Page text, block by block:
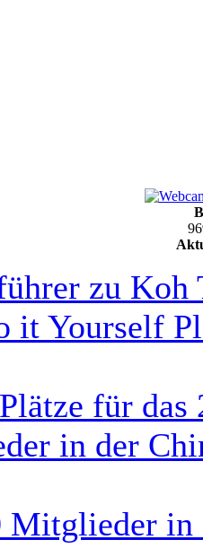
zu Koh
it Yourself
für das
in der
Mitglieder